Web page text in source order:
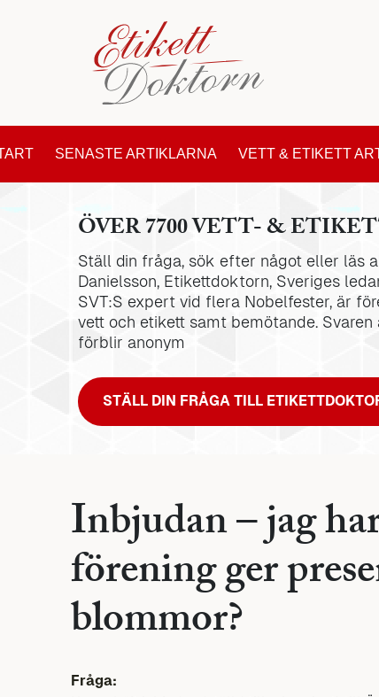
SENASTE ARTIKLARNA VETT & ETIKETT
ÖVER 7700 VETT- &
Ställ din fråga, sök efter något eller läs
Danielsson, Etikettdoktorn, Sveriges
SVT:S expert vid flera Nobelfester, är
vett och etikett samt bemötande.
förblir anonym
STÄLL DIN FRÅGA TILL
Inbjudan – jag
förening ger
blommor?
Fråga: